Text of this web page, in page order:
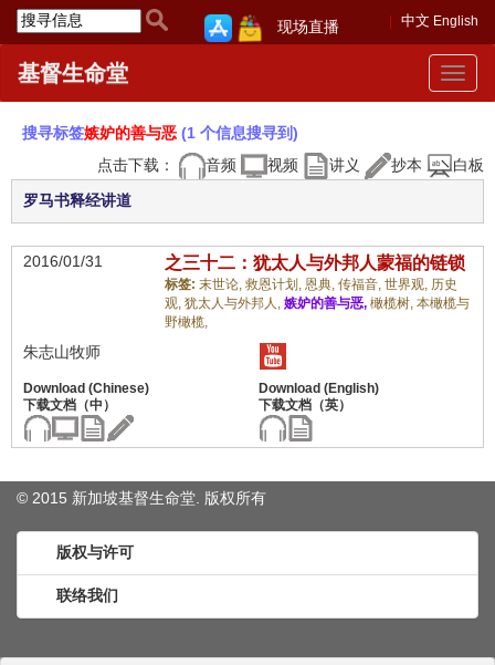
中文 English
现场直播
Toggle
基督生命堂
搜寻标签嫉妒的善与恶 (1 个信息搜寻到)
点击下载：
音频 视频 讲义 抄本 白板
罗马书释经讲道
2016/01/31 之三十二：犹太人与外邦人蒙福的链锁
标签: 末世论, 救恩计划, 恩典, 传福音, 世界观, 历史
观, 犹太人与外邦人, 嫉妒的善与恶, 橄榄树, 本橄榄与
野橄榄,
朱志山牧师
© 2015 新加坡基督生命堂. 版权所有
版权与许可
联络我们